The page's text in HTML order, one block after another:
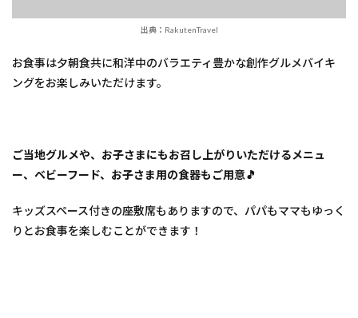
出典：RakutenTravel
お食事は夕朝食共に和洋中のバラエティ豊かな創作グルメバイキ
ングをお楽しみいただけます。
ご当地グルメや、お子さまにもお召し上がりいただけるメニュ
ー、ベビーフード、お子さま用の食器もご用意🎵
キッズスペース付きの座敷席もありますので、パパもママもゆっく
りとお食事を楽しむことができます！